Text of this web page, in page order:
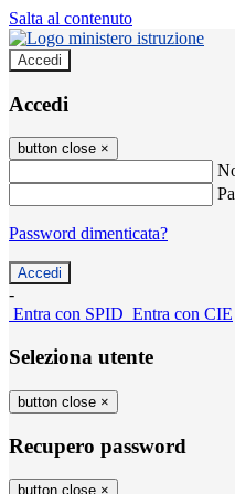
Salta al contenuto
Accedi
Accedi
button close ×
Password dimenticata?
-
Entra con SPID Entra con CIE
Seleziona utente
button close ×
Recupero password
button close ×